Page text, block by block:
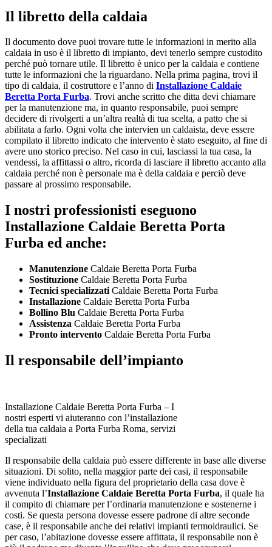
Il libretto della caldaia
Il documento dove puoi trovare tutte le informazioni in merito alla
caldaia in uso è il libretto di impianto, devi tenerlo sempre custodito
perché può tornare utile. Il libretto è unico per la caldaia e contiene
tutte le informazioni che la riguardano. Nella prima pagina, trovi il
tipo di caldaia, il costruttore e l’anno di Installazione Caldaie
Beretta Porta Furba. Trovi anche scritto che ditta devi chiamare
per la manutenzione ma, in quanto responsabile, puoi sempre
decidere di rivolgerti a un’altra realtà di tua scelta, a patto che si
abilitata a farlo. Ogni volta che intervien un caldaista, deve essere
compilato il libretto indicato che intervento è stato eseguito, al fine di
avere uno storico preciso. Nel caso in cui, lasciassi la tua casa, la
vendessi, la affittassi o altro, ricorda di lasciare il libretto accanto alla
caldaia perché non è personale ma è della caldaia e perciò deve
passare al prossimo responsabile.
I nostri professionisti eseguono
Installazione Caldaie Beretta Porta
Furba ed anche:
Manutenzione Caldaie Beretta Porta Furba
Sostituzione Caldaie Beretta Porta Furba
Tecnici specializzati Caldaie Beretta Porta Furba
Installazione Caldaie Beretta Porta Furba
Bollino Blu Caldaie Beretta Porta Furba
Assistenza Caldaie Beretta Porta Furba
Pronto intervento Caldaie Beretta Porta Furba
Il responsabile dell’impianto
Installazione Caldaie Beretta Porta Furba – I
nostri esperti vi aiuteranno con l’installazione
della tua caldaia a Porta Furba Roma, servizi
specializati
Il responsabile della caldaia può essere differente in base alle diverse
situazioni. Di solito, nella maggior parte dei casi, il responsabile
viene individuato nella figura del proprietario della casa dove è
avvenuta l’Installazione Caldaie Beretta Porta Furba, il quale ha
il compito di chiamare per l’ordinaria manutenzione e sostenerne i
costi. Se questa persona dovesse essere padrone di altre seconde
case, è il responsabile anche dei relativi impianti termoidraulici. Se
per caso, l’abitazione dovesse essere affittata, il responsabile non è